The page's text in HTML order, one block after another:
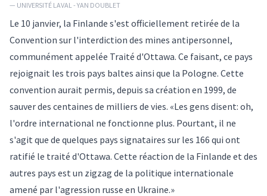
— UNIVERSITÉ LAVAL - YAN DOUBLET
Le 10 janvier, la Finlande s'est officiellement retirée de la
Convention sur l'interdiction des mines antipersonnel,
communément appelée Traité d'Ottawa. Ce faisant, ce pays
rejoignait les trois pays baltes ainsi que la Pologne. Cette
convention aurait permis, depuis sa création en 1999, de
sauver des centaines de milliers de vies. «Les gens disent: oh,
l'ordre international ne fonctionne plus. Pourtant, il ne
s'agit que de quelques pays signataires sur les 166 qui ont
ratifié le traité d'Ottawa. Cette réaction de la Finlande et des
autres pays est un zigzag de la politique internationale
amené par l'agression russe en Ukraine.»